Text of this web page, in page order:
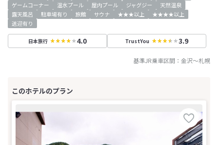
ゲームコーナー
温水プール 屋内プール ジャグジー
天然温泉
露天風呂
駐車場有り 旅館 サウナ ★★★以上
★★★★以上
送迎有り
日本旅行 4.0 TrustYou 3.9
基準JR乗車区間： 金沢～札幌